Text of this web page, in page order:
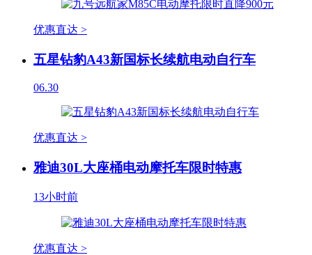
优惠直达 >
五星钻豹A43新国标长续航电动自行车
06.30
优惠直达 >
雅迪30L大座桶电动摩托车限时特惠
13小时前
优惠直达 >